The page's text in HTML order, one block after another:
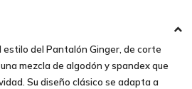
estilo del Pantalón Ginger, de corte
mezcla de algodón y spandex que
Su diseño clásico se adapta a